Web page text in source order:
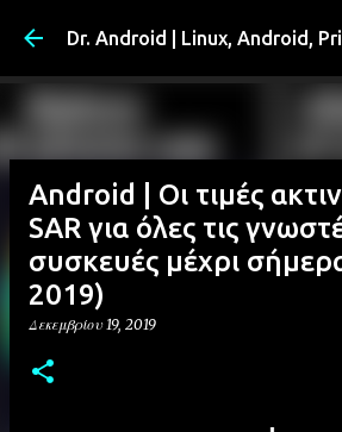
Μετάβαση στο κύριο
Dr. Android | Linux, Android,
Android | Οι τιμές
SAR για όλες τις
συσκευές μέχρι
2019)
Δεκεμβρίου 19, 2019